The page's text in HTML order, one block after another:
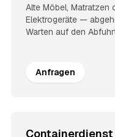
Alte Möbel, Matratzen
Elektrogeräte —
Warten auf den
Anfragen
Containerdienst